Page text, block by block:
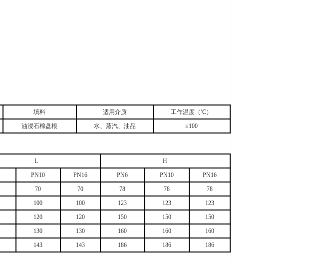
填料 适用介质
工作温度（℃）
油浸石棉盘根 水、蒸汽、油品 ≤100
L
H
PN10 PN16 PN6 PN10
PN16
70 70 78 78
78
100 100 123 123
123
120 120 150 150
150
130 130 160 160
160
143 143 186 186 186